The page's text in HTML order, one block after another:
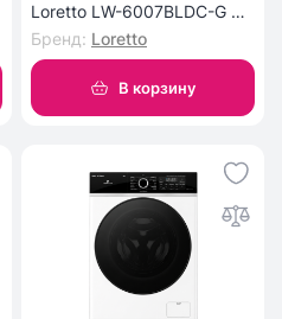
Loretto LW-6007BLDC-G 6
кг
Бренд: Loretto
В корзину